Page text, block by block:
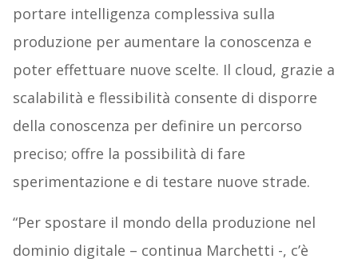
portare intelligenza complessiva sulla
produzione per aumentare la conoscenza e
poter effettuare nuove scelte. Il cloud, grazie a
scalabilità e flessibilità consente di disporre
della conoscenza per definire un percorso
preciso; offre la possibilità di fare
sperimentazione e di testare nuove strade.
“Per spostare il mondo della produzione nel
dominio digitale – continua Marchetti -, c’è